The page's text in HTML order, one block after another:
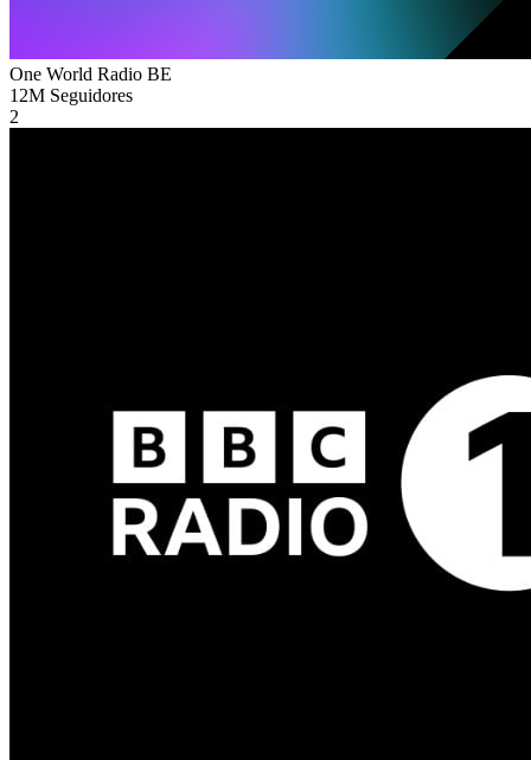
One World Radio BE
12M Seguidores
2